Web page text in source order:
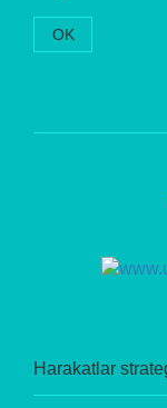
OK
Harakatlar